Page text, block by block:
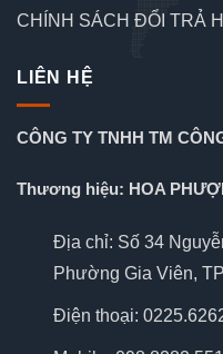
CHÍNH SÁCH ĐỔI TRẢ
LIÊN HỆ
CÔNG TY TNHH TM
Thương hiệu: HOA
Địa chỉ: Số 34
Phường Gia Viên,
Điện thoại: